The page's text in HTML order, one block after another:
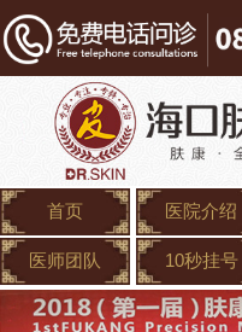
首页 医院介绍
医师团队 10秒挂号